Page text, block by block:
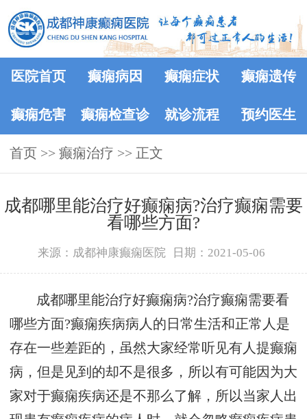
医院首页 癫痫病因 癫痫症状 癫痫遗传
癫痫危害 癫痫检查诊
断
就诊流程 预约医生
首页 >> 癫痫治疗 >> 正文
​成都哪里能治疗好癫痫病?治疗癫痫需要
看哪些方面?
来源：成都神康癫痫医院 日期：2021-05-06
成都哪里能治疗好癫痫病?治疗癫痫需要看
哪些方面?癫痫疾病病人的日常生活和正常人是
存在一些差距的，虽然大家经常听见有人提癫痫
病，但是见到的却不是很多，所以有可能因为大
家对于癫痫疾病还是不那么了解，所以当家人出